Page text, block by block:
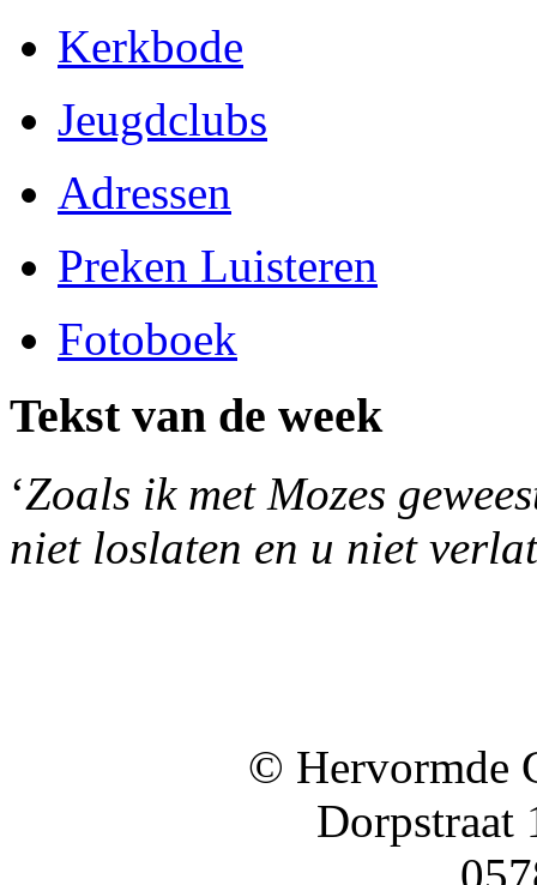
Kerkbode
Jeugdclubs
Adressen
Preken Luisteren
Fotoboek
Tekst van de week
‘Zoals ik met Mozes
niet loslaten en u niet
© Hervormde
Dorpstraat